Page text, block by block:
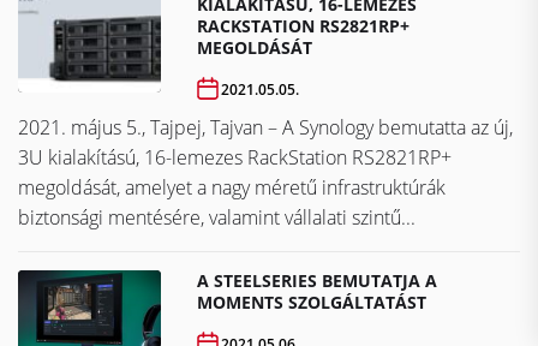
KIALAKÍTÁSÚ, 16-LEMEZES
RACKSTATION RS2821RP+
MEGOLDÁSÁT
2021.05.05.
2021. május 5., Tajpej, Tajvan – A Synology bemutatta az új,
3U kialakítású, 16-lemezes RackStation RS2821RP+
megoldását, amelyet a nagy méretű infrastruktúrák
biztonsági mentésére, valamint vállalati szintű...
A STEELSERIES BEMUTATJA A
MOMENTS SZOLGÁLTATÁST